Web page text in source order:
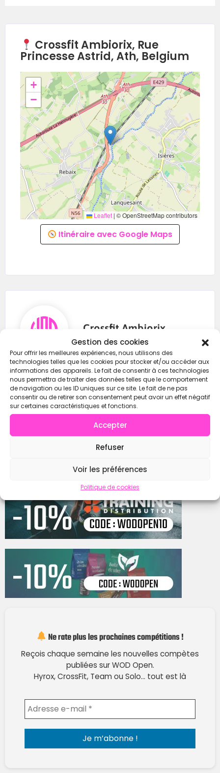
Gestion des cookies
Pour offrir les meilleures expériences, nous utilisons des
technologies telles que les cookies pour stocker et/ou accéder aux
informations des appareils. Le fait de consentir à ces technologies
nous permettra de traiter des données telles que le comportement
de navigation ou les ID uniques sur ce site. Le fait de ne pas
consentir ou de retirer son consentement peut avoir un effet négatif
sur certaines caractéristiques et fonctions.
Accepter
Refuser
Voir les préférences
Politique de cookies
2024, où nous pratiquerons un véritable
Crossfit Ambiorix, Rue
Princesse Astrid, Ath, Belgium
+
−
Leaflet | © OpenStreetMap contributors
Itinéraire avec Google Maps
Crossfit Ambiorix
+32471942804
info@crossfitambiorix.be
https://wod-open.com/
Ne rate plus les prochaines compétitions !
Reçois chaque semaine les nouvelles compètes
publiées sur WOD Open.
Hyrox, CrossFit, Team ou Solo… tout est là